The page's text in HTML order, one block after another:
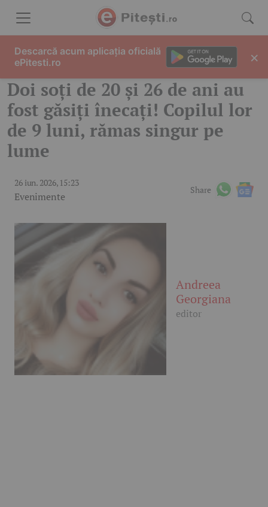
Doi soți de 20 și 26 de ani au
fost găsiți înecați! Copilul lor
de 9 luni, rămas singur pe
lume
26 iun. 2026, 15:23
Evenimente
Share
Andreea
Georgiana
editor
Descarcă acum aplicația oficială
ePitesti.ro
×